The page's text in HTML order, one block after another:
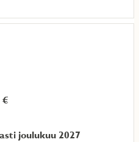
€
joulukuu 2027